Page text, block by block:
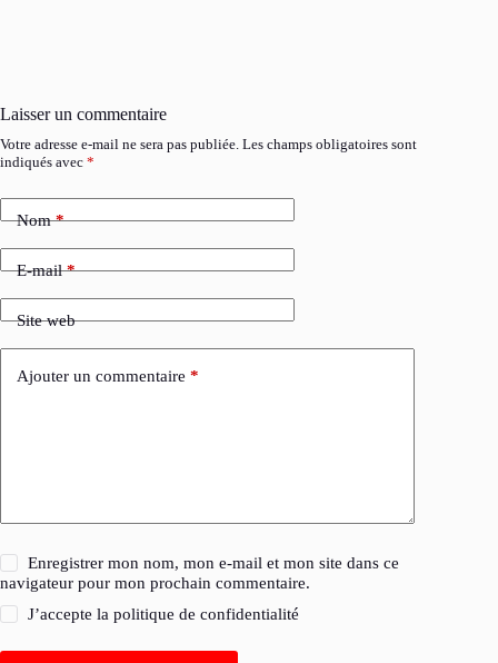
Laisser un commentaire
Votre adresse e-mail ne sera pas publiée. Les champs obligatoires sont
indiqués avec *
Nom*
E-mail*
Site web
Ajouter un commentaire *
Enregistrer mon nom, mon e-mail et mon site dans ce
navigateur pour mon prochain commentaire.
J’accepte lapolitique de confidentialité